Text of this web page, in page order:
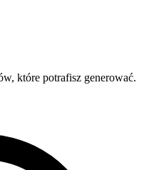
które potrafisz generować.